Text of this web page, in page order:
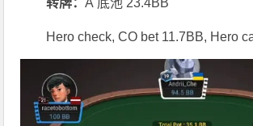
转牌：A 底池 23.4BB
Hero check, CO bet 11.7BB, Hero